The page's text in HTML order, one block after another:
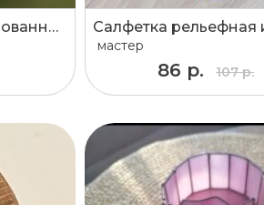
Букет из стабилизированных цветов и сухоцветов
мастер
86 р. 107 р.